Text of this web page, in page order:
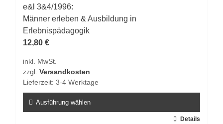
e&l 3&4/1996:
Männer erleben & Ausbildung in
Erlebnispädagogik
12,80 €
inkl. MwSt.
zzgl. Versandkosten
Lieferzeit: 3-4 Werktage
Ausführung wählen
Details